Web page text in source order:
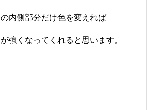
内側部分だけ色を変えれば
強くなってくれると思います。